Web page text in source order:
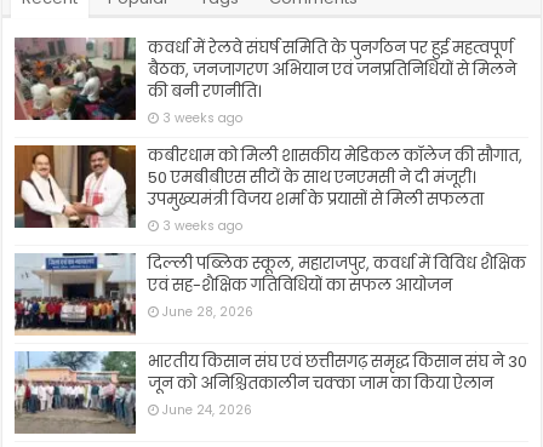
कवर्धा में रेलवे संघर्ष समिति के पुनर्गठन पर हुई महत्वपूर्ण
बैठक, जनजागरण अभियान एवं जनप्रतिनिधियों से मिलने
की बनी रणनीति।
3 weeks ago
कबीरधाम को मिली शासकीय मेडिकल कॉलेज की सौगात,
50 एमबीबीएस सीटों के साथ एनएमसी ने दी मंजूरी।
उपमुख्यमंत्री विजय शर्मा के प्रयासों से मिली सफलता
3 weeks ago
दिल्ली पब्लिक स्कूल, महाराजपुर, कवर्धा में विविध शैक्षिक
एवं सह-शैक्षिक गतिविधियों का सफल आयोजन
June 28, 2026
भारतीय किसान संघ एवं छत्तीसगढ़ समृद्ध किसान संघ ने 30
जून को अनिश्चितकालीन चक्का जाम का किया ऐलान
June 24, 2026